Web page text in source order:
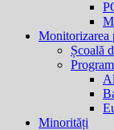
Monitorizarea
Școală
Minorități